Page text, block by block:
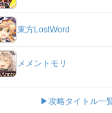
東方LostWord
メメントモリ
▶攻略タイトル一